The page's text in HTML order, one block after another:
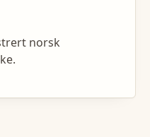
norsk